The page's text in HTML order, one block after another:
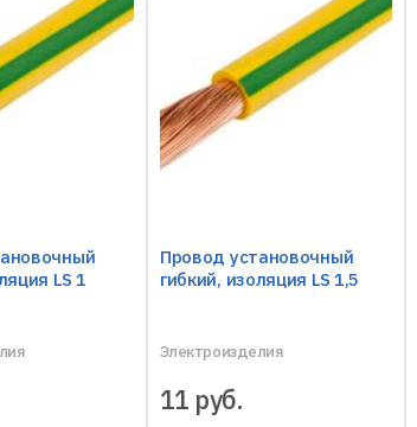
LS 1
Провод установочный
гибкий, изоляция LS 1,5
Электроизделия
11 руб.